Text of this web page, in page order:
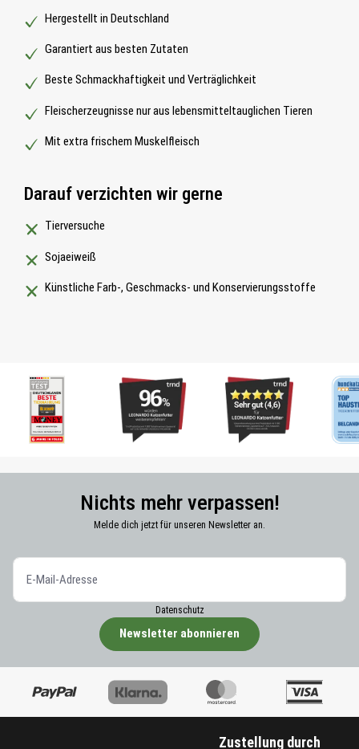
Hergestellt in Deutschland
Garantiert aus besten Zutaten
Beste Schmackhaftigkeit und Verträglichkeit
Fleischerzeugnisse nur aus lebensmitteltauglichen Tieren
Mit extra frischem Muskelfleisch
Darauf verzichten wir gerne
Tierversuche
Sojaeiweiß
Künstliche Farb-, Geschmacks- und Konservierungsstoffe
Nichts mehr verpassen!
Melde dich jetzt für unseren Newsletter an.
Datenschutz
Newsletter abonnieren
Zustellung durch